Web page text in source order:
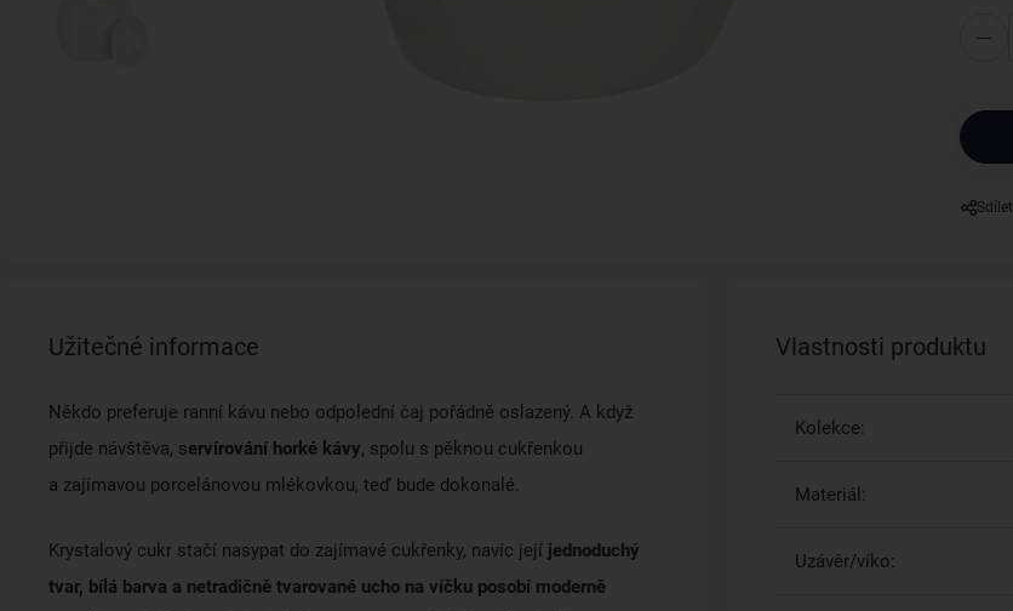
Sdílet
Užitečné informace
Někdo preferuje ranní kávu nebo odpolední čaj pořádně oslazený. A když
přijde návštěva, servírování horké kávy, spolu s pěknou cukřenkou
a zajímavou porcelánovou mlékovkou, teď bude dokonalé.
Krystalový cukr stačí nasypat do zajímavé cukřenky, navíc její jednoduchý
tvar, bílá barva a netradičně tvarované ucho na víčku posobí moderně
Vlastnosti produktu
Kolekce:
Materiál:
Uzávěr/víko: